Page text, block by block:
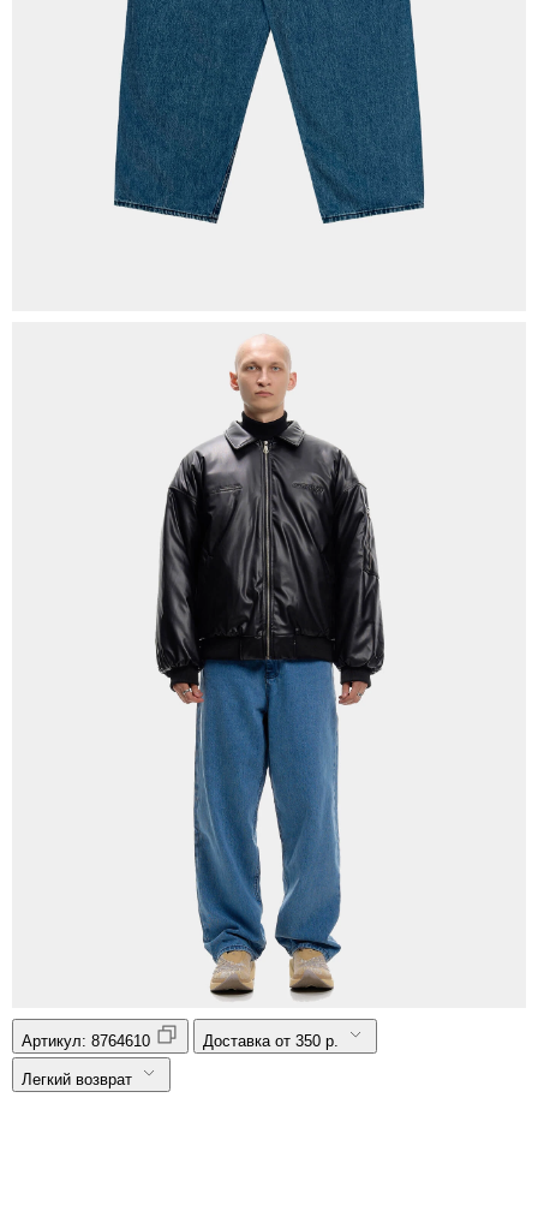
Артикул: 8764610 Доставка от 350 р.
Легкий возврат